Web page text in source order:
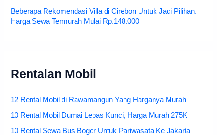
Beberapa Rekomendasi Villa di Cirebon Untuk Jadi Pilihan,
Harga Sewa Termurah Mulai Rp.148.000
Rentalan Mobil
12 Rental Mobil di Rawamangun Yang Harganya Murah
10 Rental Mobil Dumai Lepas Kunci, Harga Murah 275K
10 Rental Sewa Bus Bogor Untuk Pariwasata Ke Jakarta